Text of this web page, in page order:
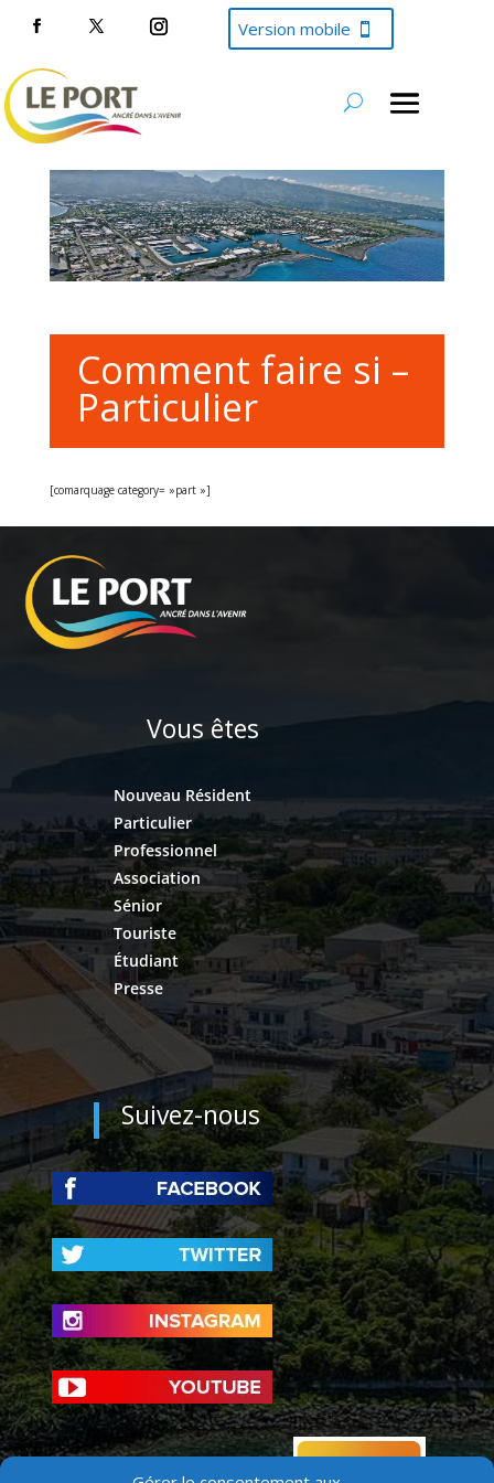
Version mobile
Comment faire si –
Particulier
[comarquage category= »part »]
Vous êtes
Nouveau Résident
Particulier
Professionnel
Association
Sénior
Touriste
Étudiant
Presse
Suivez-nous